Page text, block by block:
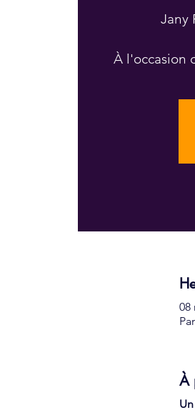
Jany
À l'occasion
08
À